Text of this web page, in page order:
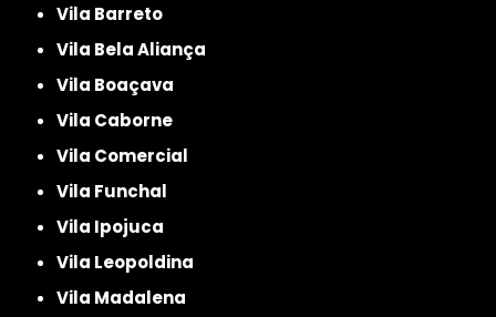
Vila Barreto
Vila Bela Aliança
Vila Boaçava
Vila Caborne
Vila Comercial
Vila Funchal
Vila Ipojuca
Vila Leopoldina
Vila Madalena